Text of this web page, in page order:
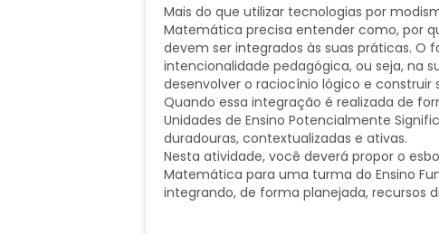
Mais do que utilizar tecnologias por
Matemática precisa entender como, por
devem ser integrados às suas práticas. O
intencionalidade pedagógica, ou seja, na
desenvolver o raciocínio lógico e
Quando essa integração é realizada de
Unidades de Ensino Potencialmente
duradouras, contextualizadas e ativas.
Nesta atividade, você deverá propor o
Matemática para uma turma do Ensino
integrando, de forma planejada, recursos